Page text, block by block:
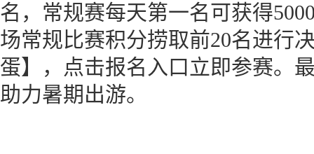
名，常规赛每天第一名可获得
场常规比赛积分捞取前20名进行
蛋】，点击报名入口立即参赛。
助力暑期出游。